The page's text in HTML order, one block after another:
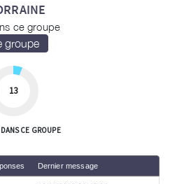
ce groupe
13
CE GROUPE